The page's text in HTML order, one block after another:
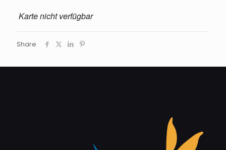
Karte nicht verfügbar
Share